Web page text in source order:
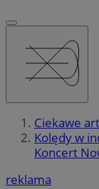
Ciekawe
Kolędy w
Koncert
reklama